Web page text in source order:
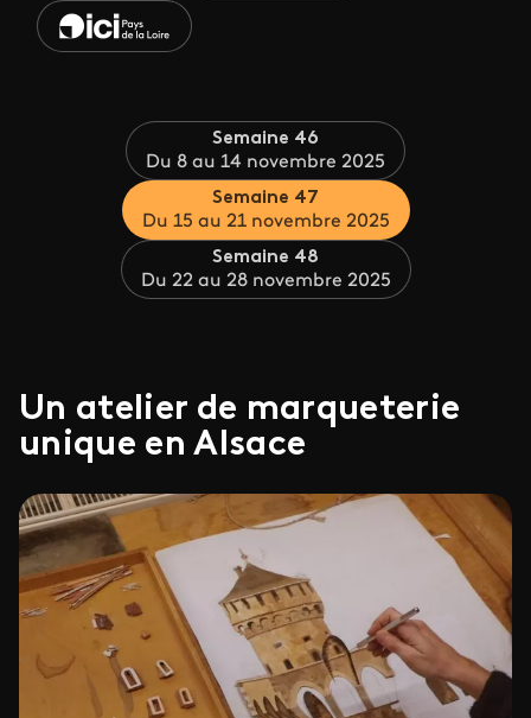
Semaine 46
Du 8 au 14 novembre 2025
Semaine 47
Du 15 au 21 novembre 2025
Semaine 48
Du 22 au 28 novembre 2025
Un atelier de marqueterie
unique en Alsace